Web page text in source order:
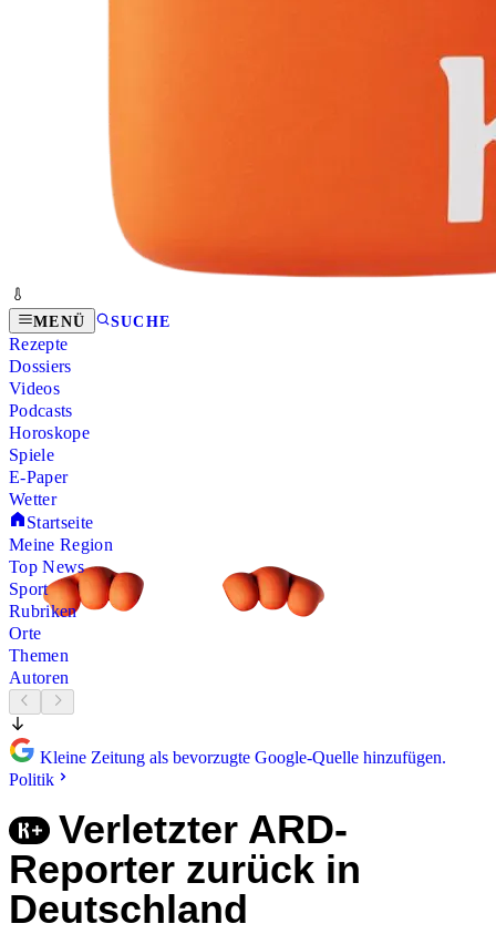
MENÜ SUCHE
Rezepte
Dossiers
Videos
Podcasts
Horoskope
Spiele
E-Paper
Wetter
Startseite
Meine Region
Top News
Sport
Rubriken
Orte
Themen
Autoren
Kleine Zeitung als bevorzugte Google-Quelle hinzufügen.
Politik
Verletzter ARD-
Reporter zurück in
Deutschland